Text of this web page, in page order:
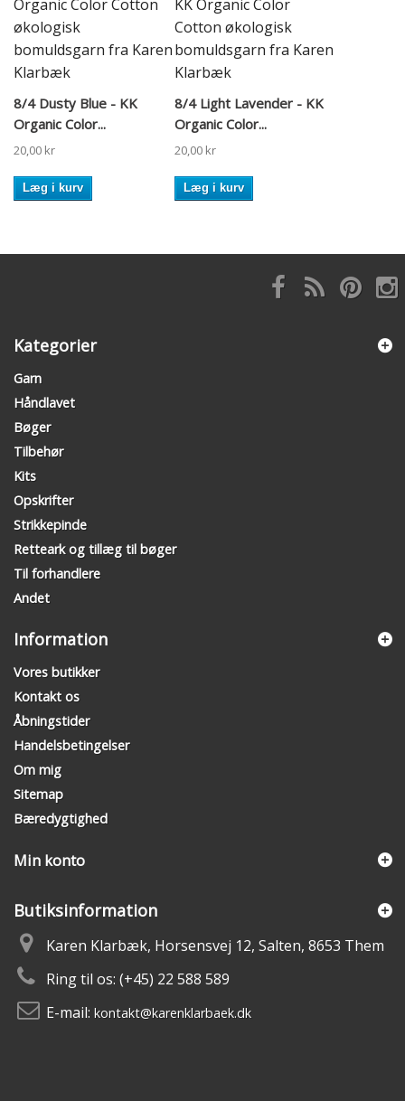
8/4 Dusty Blue - KK
Organic Color...
20,00 kr
Læg i kurv
8/4 Light Lavender - KK
Organic Color...
20,00 kr
Læg i kurv
Kategorier
Garn
Håndlavet
Bøger
Tilbehør
Kits
Opskrifter
Strikkepinde
Retteark og tillæg til bøger
Til forhandlere
Andet
Information
Vores butikker
Kontakt os
Åbningstider
Handelsbetingelser
Om mig
Sitemap
Bæredygtighed
Min konto
Butiksinformation
Karen Klarbæk, Horsensvej 12, Salten, 8653 Them
Ring til os: (+45) 22 588 589
E-mail: kontakt@karenklarbaek.dk